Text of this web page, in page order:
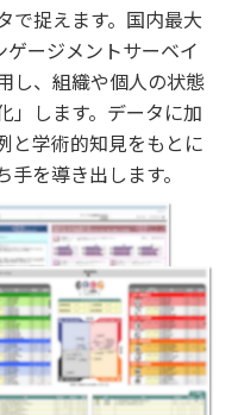
で捉えます。国内最大
ージメントサーベイ
し、組織や個人の状態
」します。データに加
と学術的知見をもとに
を導き出します。